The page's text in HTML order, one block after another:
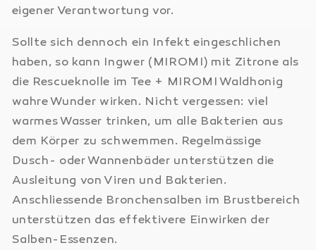
eigener Verantwortung vor.
Sollte sich dennoch ein Infekt eingeschlichen
haben, so kann Ingwer (MIROMI) mit Zitrone als
die Rescueknolle im Tee + MIROMI Waldhonig
wahre Wunder wirken. Nicht vergessen: viel
warmes Wasser trinken, um alle Bakterien aus
dem Körper zu schwemmen. Regelmässige
Dusch- oder Wannenbäder unterstützen die
Ausleitung von Viren und Bakterien.
Anschliessende Bronchensalben im Brustbereich
unterstützen das effektivere Einwirken der
Salben-Essenzen.